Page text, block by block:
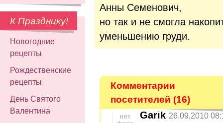
К Празднику!
Новогодние
рецепты
Рождественские
рецепты
День Святого
Валентина
Анны Семенович,
но так и не смогла
уменьшению груди.
Комментарии
посетителей (16)
Garik 26.09.2010